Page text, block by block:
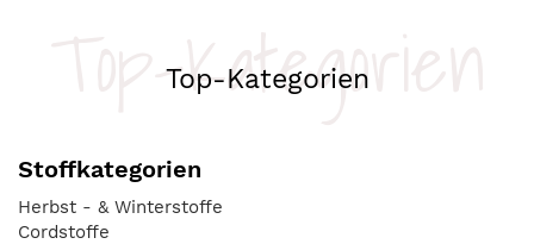
Top-Kategorien
Top-Kategorien
Stoffkategorien
Herbst - & Winterstoffe
Cordstoffe